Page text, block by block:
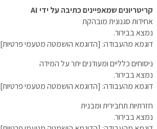
קריטריונים שמאפיינים כתיבה על ידי AI
אחידות סגנונית מובהקת
נמצא בבירור.
דוגמא מהעבודה: [הדוגמא הושמטה מטעמי פרטיות]
ניסוחים כלליים ומעודנים יתר על המידה
נמצא בבירור.
דוגמא מהעבודה: [הדוגמא הושמטה מטעמי פרטיות]
חזרתיות תחבירית ומבנית
נמצא בבירור.